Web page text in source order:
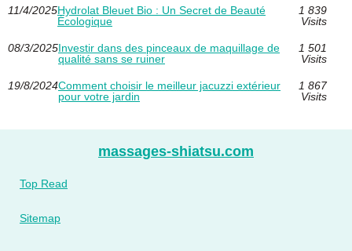
11/4/2025Hydrolat Bleuet Bio : Un Secret de Beauté
Écologique
1 839
Visits
08/3/2025Investir dans des pinceaux de maquillage de
qualité sans se ruiner
1 501
Visits
19/8/2024Comment choisir le meilleur jacuzzi extérieur
pour votre jardin
1 867
Visits
massages-shiatsu.com
Top Read
Sitemap